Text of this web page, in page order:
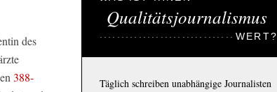
des
388-
Qualitätsjournalismus
WERT?
Täglich schreiben unabhängige Journalisten